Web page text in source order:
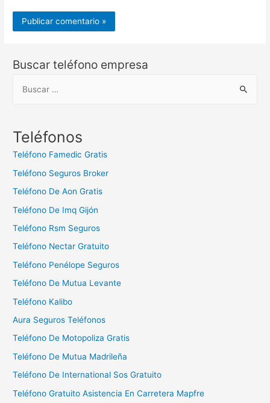
Buscar teléfono empresa
c
:
Teléfonos
Teléfono Famedic Gratis
Teléfono Seguros Broker
Teléfono De Aon Gratis
Teléfono De Imq Gijón
Teléfono Rsm Seguros
Teléfono Nectar Gratuito
Teléfono Penélope Seguros
Teléfono De Mutua Levante
Teléfono Kalibo
Aura Seguros Teléfonos
Teléfono De Motopoliza Gratis
Teléfono De Mutua Madrileña
Teléfono De International Sos Gratuito
Teléfono Gratuito Asistencia En Carretera Mapfre